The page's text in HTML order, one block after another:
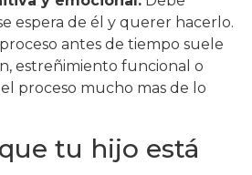
espera de él y querer hacerlo.
antes de tiempo suele
estreñimiento funcional o
proceso mucho mas de lo
tu hijo está